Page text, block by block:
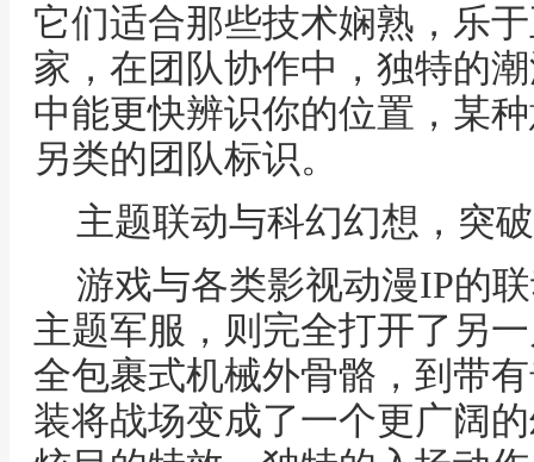
它们适合那些技术娴熟，乐
家，在团队协作中，独特的
中能更快辨识你的位置，某
另类的团队标识。
主题联动与科幻幻想，突
游戏与各类影视动漫IP的
主题军服，则完全打开了另
全包裹式机械外骨骼，到带
装将战场变成了一个更广阔